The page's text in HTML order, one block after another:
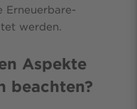
Erneuerbare-
werden.
Aspekte
beachten?